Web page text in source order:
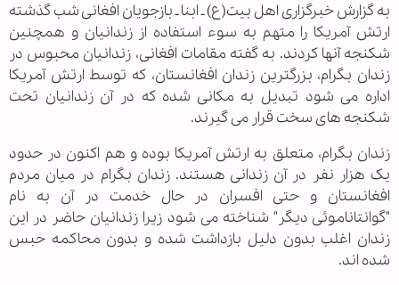
به گزارش خبرگزاری اهل بیت‏(ع) ـ ابنا ـ بازجویان افغانی شب گذشته
ارتش آمریکا را متهم به سوء استفاده از زندانیان و همچنین
شکنجه آنها کردند. به گفته مقامات افغانی، زندانیان محبوس در
زندان بگرام، بزرگترین زندان افغانستان، که توسط ارتش آمریکا
اداره می شود تبدیل به مکانی شده که در آن زندانیان تحت
شکنجه های سخت قرار می گیرند.
زندان بگرام، متعلق به ارتش آمریکا بوده و هم اکنون در حدود
یک هزار نفر در آن زندانی هستند. زندان بگرام در میان مردم
افغانستان و حتی افسران در حال خدمت در آن به نام
"گوانتاناموئی دیگر" شناخته می شود زیرا زندانیان حاضر در این
زندان اغلب بدون دلیل بازداشت شده و بدون محاکمه حبس
شده اند.